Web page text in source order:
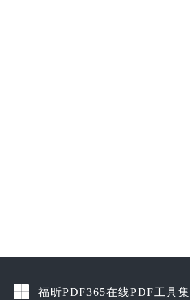
福昕PDF365在线PDF工具集